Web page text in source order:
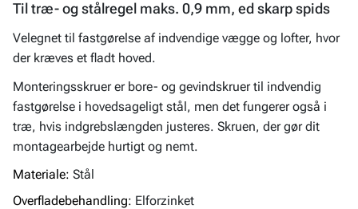
Til træ- og stålregel maks. 0,9 mm, ed skarp spids
Velegnet til fastgørelse af indvendige vægge og lofter, hvor
der kræves et fladt hoved.
Monteringsskruer er bore- og gevindskruer til indvendig
fastgørelse i hovedsageligt stål, men det fungerer også i
træ, hvis indgrebslængden justeres. Skruen, der gør dit
montagearbejde hurtigt og nemt.
Materiale: Stål
Overfladebehandling: Elforzinket